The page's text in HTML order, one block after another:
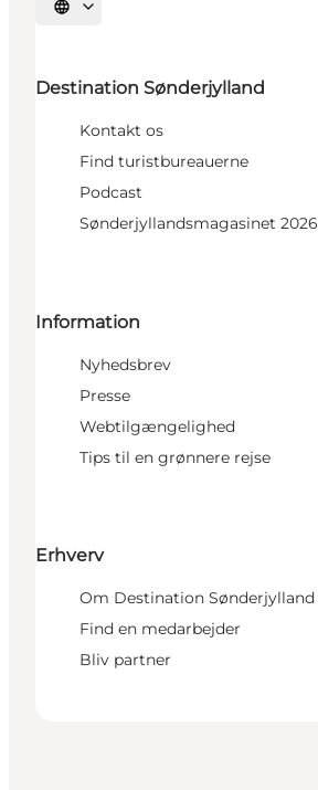
Vælg sprog
Destination Sønderjylland
Kontakt os
Find turistbureauerne
Podcast
Sønderjyllandsmagasinet 2026
Information
Nyhedsbrev
Presse
Webtilgængelighed
Tips til en grønnere rejse
Erhverv
Om Destination Sønderjylland
Find en medarbejder
Bliv partner